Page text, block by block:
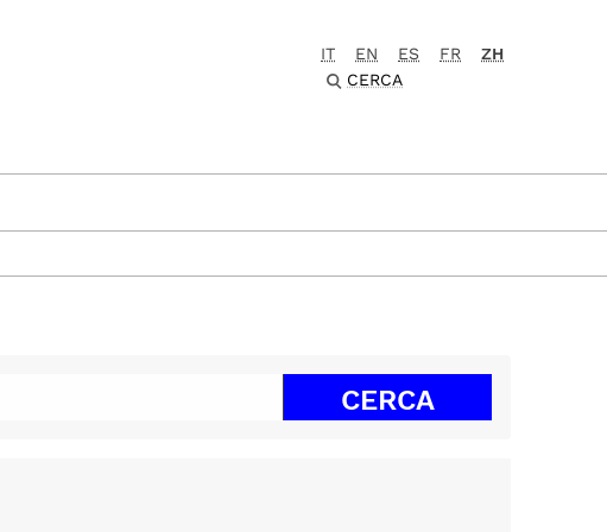
IT EN ES FR
ZH
CERCA